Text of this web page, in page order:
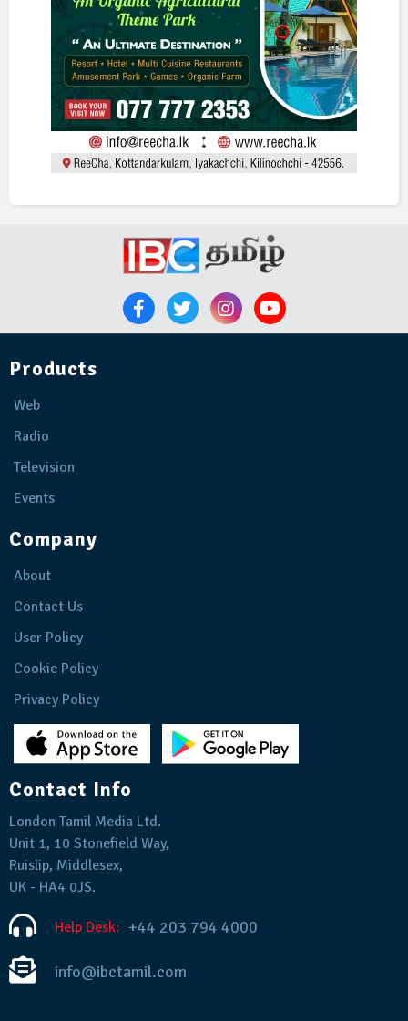
Products
Web
Radio
Television
Events
Company
About
Contact Us
User Policy
Cookie Policy
Privacy Policy
Contact Info
London Tamil Media Ltd.
Unit 1, 10 Stonefield Way,
Ruislip, Middlesex,
UK - HA4 0JS.
Help Desk: +44 203 794 4000
info@ibctamil.com